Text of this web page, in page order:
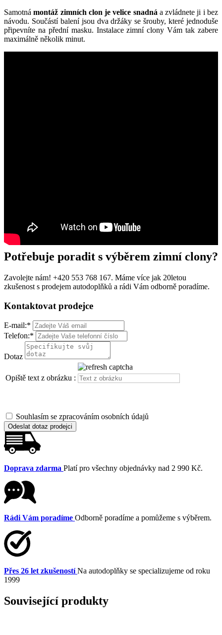
Samotnámontáž zimních clon je velice snadná a zvládnete ji i bez
návodu. Součástí balení jsou dva držáky se šrouby, které jednoduše
připevníte na přední masku. Instalace zimní clony Vám tak zabere
maximálně několik minut.
Potřebuje poradit s výběrem zimní clony?
Zavolejte nám! +420 553 768 167. Máme více jak 20letou
zkušenost s prodejem autodoplňků a rádi Vám odborně poradíme.
Kontaktovat prodejce
E-mail:*
Telefon:*
Dotaz
Opiště text z obrázku :
Souhlasím se zpracováním osobních údajů
Odeslat dotaz prodejci
Doprava zdarma Platí pro všechny objednávky nad 2 990 Kč.
Rádi Vám poradíme Odborně poradíme a pomůžeme s výběrem.
Přes 26 let zkušeností Na autodoplňky se specializujeme od roku
1999
Související produkty